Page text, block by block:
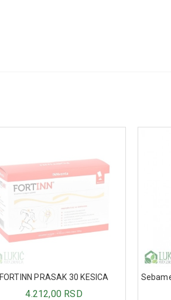
FORTINN PRASAK 30 KESICA
4.212,00 RSD